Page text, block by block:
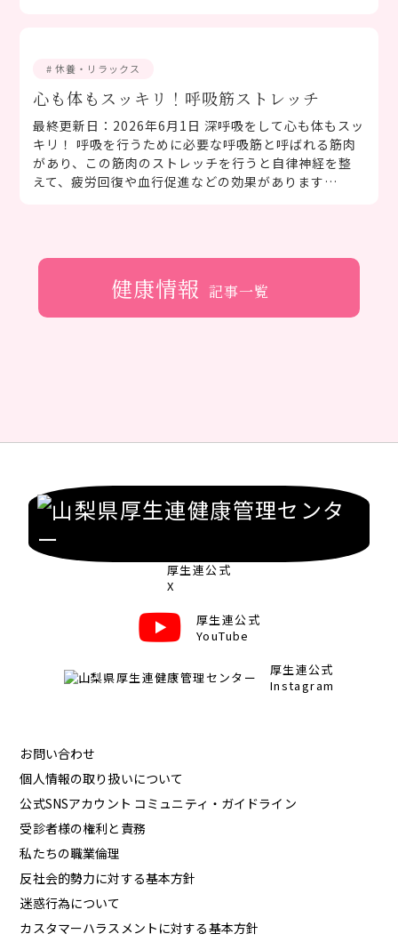
# 休養・リラックス
心も体もスッキリ！呼吸筋ストレッチ
最終更新日：2026年6月1日 深呼吸をして心も体もスッ
キリ！ 呼吸を行うために必要な呼吸筋と呼ばれる筋肉
があり、この筋肉のストレッチを行うと自律神経を整
えて、疲労回復や血行促進などの効果があります…
健康情報 記事一覧
厚生連公式
X
厚生連公式
YouTube
厚生連公式
Instagram
お問い合わせ
個人情報の取り扱いについて
公式SNSアカウント コミュニティ・ガイドライン
受診者様の権利と責務
私たちの職業倫理
反社会的勢力に対する基本方針
迷惑行為について
カスタマーハラスメントに対する基本方針